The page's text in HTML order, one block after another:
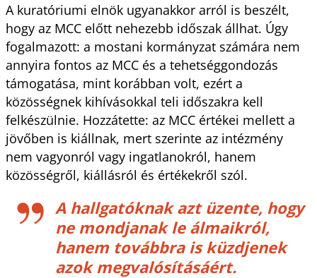
A kuratóriumi elnök ugyanakkor arról is beszélt,
hogy az MCC előtt nehezebb időszak állhat. Úgy
fogalmazott: a mostani kormányzat számára nem
annyira fontos az MCC és a tehetséggondozás
támogatása, mint korábban volt, ezért a
közösségnek kihívásokkal teli időszakra kell
felkészülnie. Hozzátette: az MCC értékei mellett a
jövőben is kiállnak, mert szerinte az intézmény
nem vagyonról vagy ingatlanokról, hanem
közösségről, kiállásról és értékekről szól.
A hallgatóknak azt üzente, hogy
ne mondjanak le álmaikról,
hanem továbbra is küzdjenek
azok megvalósításáért.